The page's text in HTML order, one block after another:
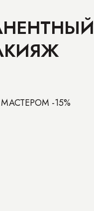
-15%